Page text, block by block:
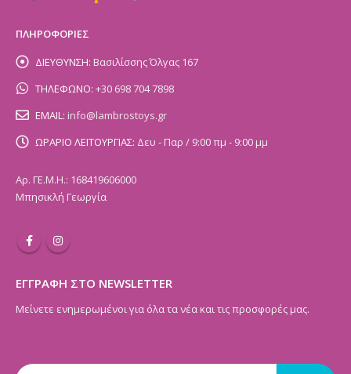
ΠΛΗΡΟΦΟΡΙΕΣ
ΔΙΕΥΘΥΝΣΗ: Βασιλίσσης Όλγας 167
ΤΗΛΕΦΩΝΟ: +30 698 704 7898
EMAIL: info@lambrostoys.gr
ΩΡΑΡΙΟ ΛΕΙΤΟΥΡΓΙΑΣ: Δευ - Παρ / 9:00 πμ - 9:00 μμ
Αρ. ΓΕ.Μ.Η.: 168419606000
Μπησικλή Γεωργία
ΕΓΓΡΑΦΗ ΣΤΟ NEWSLETTER
Μείνετε ενημερωμένοι για όλα τα νέα και τις προσφορές μας.